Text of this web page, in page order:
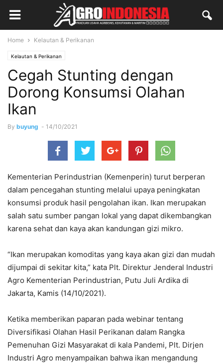
Home Kelautan & Perikanan
Kelautan & Perikanan
Cegah Stunting dengan
Dorong Konsumsi Olahan
Ikan
By buyung - 14/10/2021
Kementerian Perindustrian (Kemenperin) turut berperan
dalam pencegahan stunting melalui upaya peningkatan
konsumsi produk hasil pengolahan ikan. Ikan merupakan
salah satu sumber pangan lokal yang dapat dikembangkan
karena sehat dan kaya akan kandungan gizi mikro.
“Ikan merupakan komoditas yang kaya akan gizi dan mudah
dijumpai di sekitar kita,” kata Plt. Direktur Jenderal Industri
Agro Kementerian Perindustrian, Putu Juli Ardika di
Jakarta, Kamis (14/10/2021).
Ketika memberikan paparan pada webinar tentang
Diversifikasi Olahan Hasil Perikanan dalam Rangka
Pemenuhan Gizi Masyarakat di kala Pandemi, Plt. Dirjen
Industri Agro menyampaikan bahwa ikan mengandung